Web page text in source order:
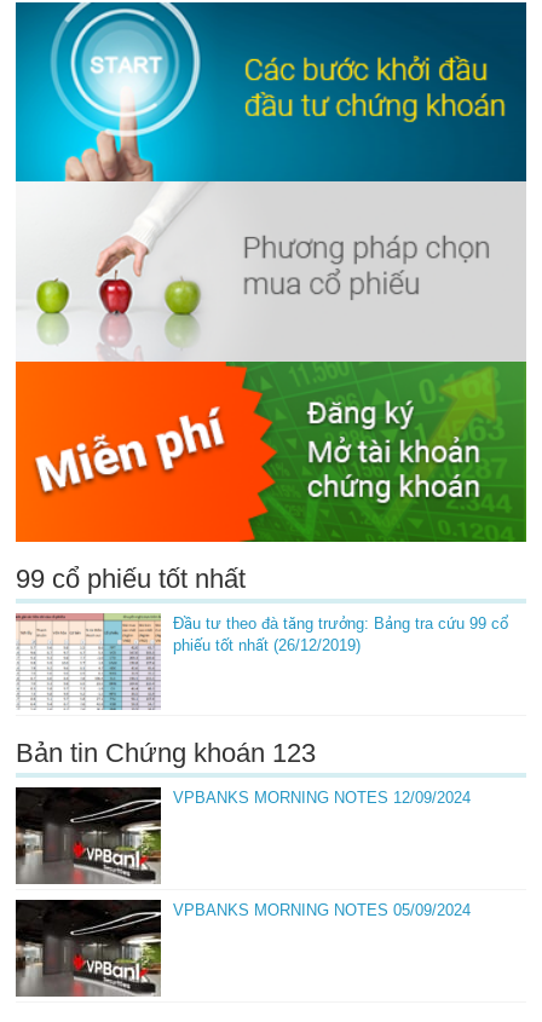
99 cổ phiếu tốt nhất
Đầu tư theo đà tăng trưởng: Bảng tra cứu 99 cổ
phiếu tốt nhất (26/12/2019)
Bản tin Chứng khoán 123
VPBANKS MORNING NOTES 12/09/2024
VPBANKS MORNING NOTES 05/09/2024